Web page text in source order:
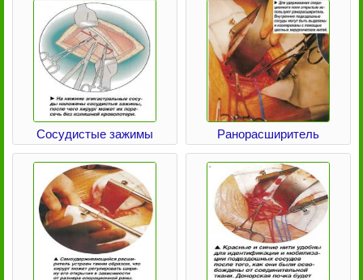
Сосудистые зажимы Ранорасширитель